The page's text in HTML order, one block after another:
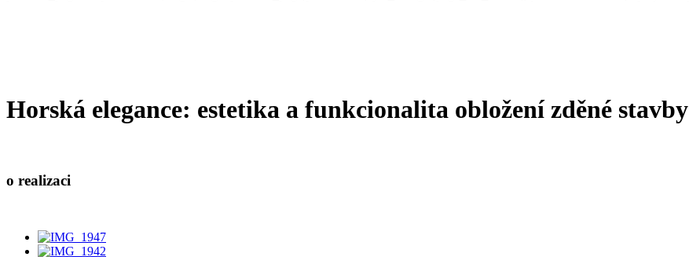
Horská elegance: estetika a funkcionalita obložení zděné stavby
o realizaci